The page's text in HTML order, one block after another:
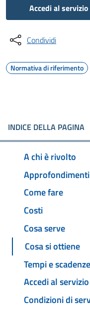
Accedi al servizio
Condividi
Normativa di riferimento
INDICE DELLA PAGINA
A chi è rivolto
Approfondimenti
Come fare
Costi
Cosa serve
Cosa si ottiene
Tempi e scadenze
Accedi al servizio
Condizioni di